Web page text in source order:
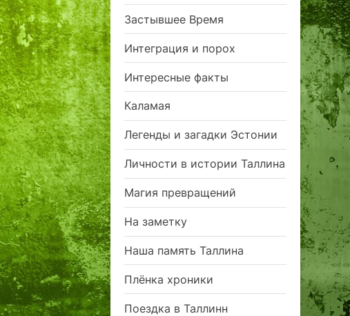
Застывшее Время
Интеграция и порох
Интересные факты
Каламая
Легенды и загадки Эстонии
Личности в истории Таллина
Магия превращений
На заметку
Наша память Таллина
Плёнка хроники
Поездка в Таллинн